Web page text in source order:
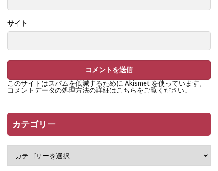
サイト
このサイトはスパムを低減するために Akismet を使っています。
コメントデータの処理方法の詳細はこちらをご覧ください。
カテゴリー